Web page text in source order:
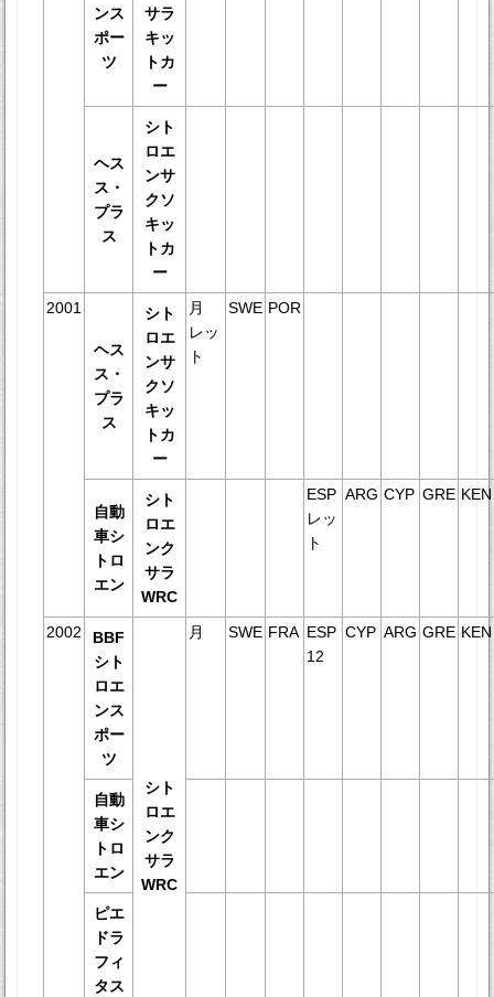
ンス
ポー
ツ
サラ
キッ
トカ
ー
ヘス
ス・
プラ
ス
シト
ロエ
ンサ
クソ
キッ
トカ
ー
2001
ヘス
ス・
プラ
ス
シト
ロエ
ンサ
クソ
キッ
トカ
ー
月
レッ
ト
SWE POR
自動
車シ
トロ
エン
シト
ロエ
ンク
サラ
WRC
ESP
レッ
ト
ARG CYP GRE KEN
2002
BBF
シト
ロエ
ンス
ポー
ツ
シト
ロエ
ンク
サラ
WRC
月 SWE FRA ESP
12
CYP ARG GRE KEN
自動
車シ
トロ
エン
ピエ
ドラ
フィ
タス